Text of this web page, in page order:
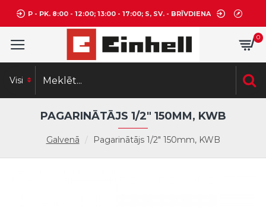
P - PK. 8:00 - 12:00; 13:00 - 17:00; S, SV. - BRĪVDIENA
0
Visi
Galvenā Pagarinātājs 1/2" 150mm, KWB
PAGARINĀTĀJS 1/2" 150MM, KWB